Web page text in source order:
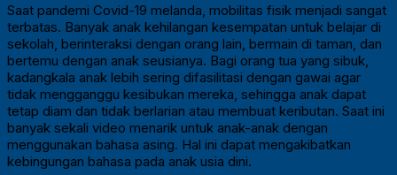
Saat pandemi Covid-19 melanda, mobilitas fisik menjadi sangat
terbatas. Banyak anak kehilangan kesempatan untuk belajar di
sekolah, berinteraksi dengan orang lain, bermain di taman, dan
bertemu dengan anak seusianya. Bagi orang tua yang sibuk,
kadangkala anak lebih sering difasilitasi dengan gawai agar
tidak mengganggu kesibukan mereka, sehingga anak dapat
tetap diam dan tidak berlarian atau membuat keributan. Saat ini
banyak sekali video menarik untuk anak-anak dengan
menggunakan bahasa asing. Hal ini dapat mengakibatkan
kebingungan bahasa pada anak usia dini.